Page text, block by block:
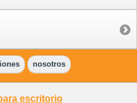
nosotros
escritorio